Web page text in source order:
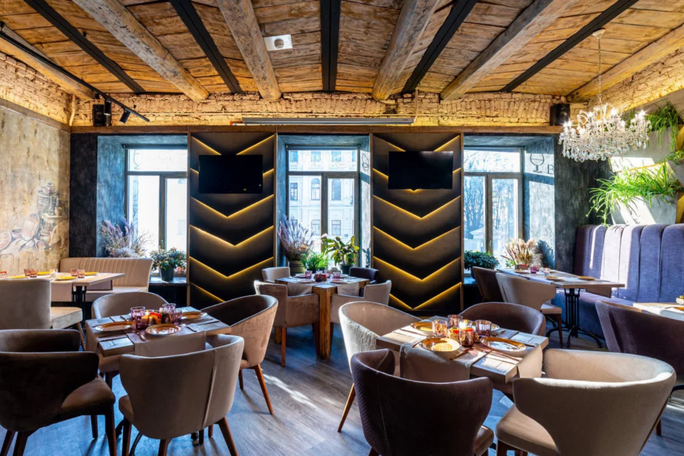
Сайт на обслуживании!
Повышаем возможности и удобство доставки блюд и
напитков из нашего ресторана!
Ждем вас на нашем сайте, чтобы приятно удивить!
До скорых встреч!